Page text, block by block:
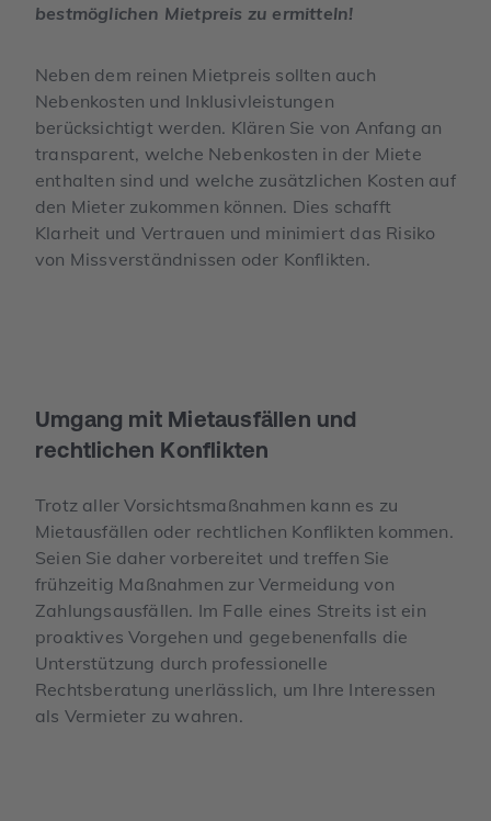
bestmöglichen Mietpreis zu ermitteln!
Neben dem reinen Mietpreis sollten auch
Nebenkosten und Inklusivleistungen
berücksichtigt werden. Klären Sie von Anfang an
transparent, welche Nebenkosten in der Miete
enthalten sind und welche zusätzlichen Kosten auf
den Mieter zukommen können. Dies schafft
Klarheit und Vertrauen und minimiert das Risiko
von Missverständnissen oder Konflikten.
Umgang mit Mietausfällen und
rechtlichen Konflikten
Trotz aller Vorsichtsmaßnahmen kann es zu
Mietausfällen oder rechtlichen Konflikten kommen.
Seien Sie daher vorbereitet und treffen Sie
frühzeitig Maßnahmen zur Vermeidung von
Zahlungsausfällen. Im Falle eines Streits ist ein
proaktives Vorgehen und gegebenenfalls die
Unterstützung durch professionelle
Rechtsberatung unerlässlich, um Ihre Interessen
als Vermieter zu wahren.